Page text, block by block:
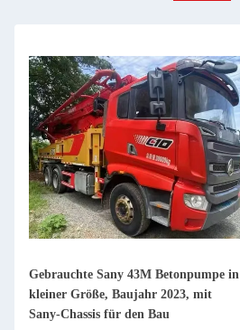
Gebrauchte Sany 43M Betonpumpe in
kleiner Größe, Baujahr 2023, mit
Sany-Chassis für den Bau